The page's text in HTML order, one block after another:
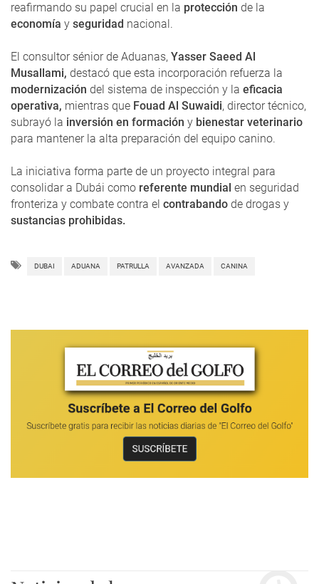
reafirmando su papel crucial en la protección de la
economía y seguridad nacional.
El consultor sénior de Aduanas, Yasser Saeed Al
Musallami, destacó que esta incorporación refuerza la
modernización del sistema de inspección y la eficacia
operativa, mientras que Fouad Al Suwaidi, director técnico,
subrayó la inversión en formación y bienestar veterinario
para mantener la alta preparación del equipo canino.
La iniciativa forma parte de un proyecto integral para
consolidar a Dubái como referente mundial en seguridad
fronteriza y combate contra el contrabando de drogas y
sustancias prohibidas.
DUBAI ADUANA PATRULLA AVANZADA CANINA